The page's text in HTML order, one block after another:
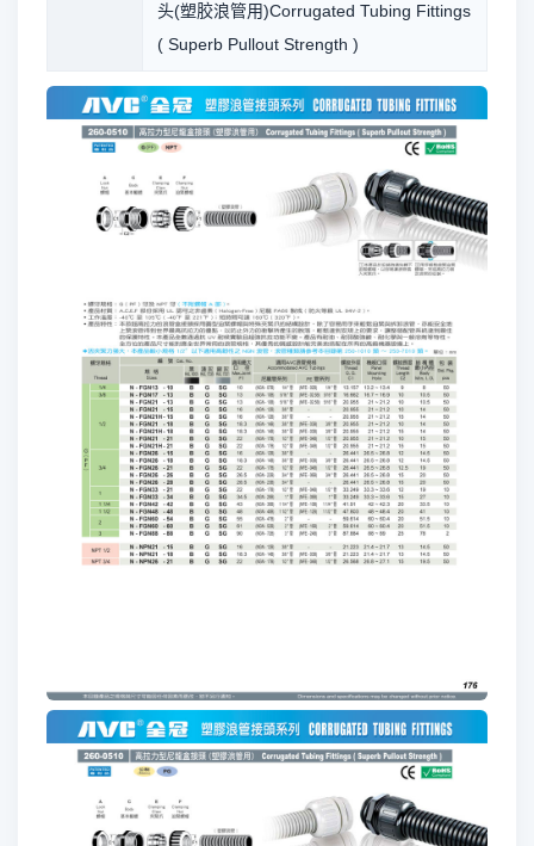
头(塑胶浪管用)Corrugated Tubing Fittings
( Superb Pullout Strength )